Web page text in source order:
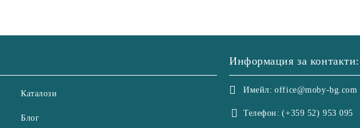
Каталози
Блог
Информация за контакти:
Имейл: office@moby-bg.com
Телефон: (+359 52) 953 095